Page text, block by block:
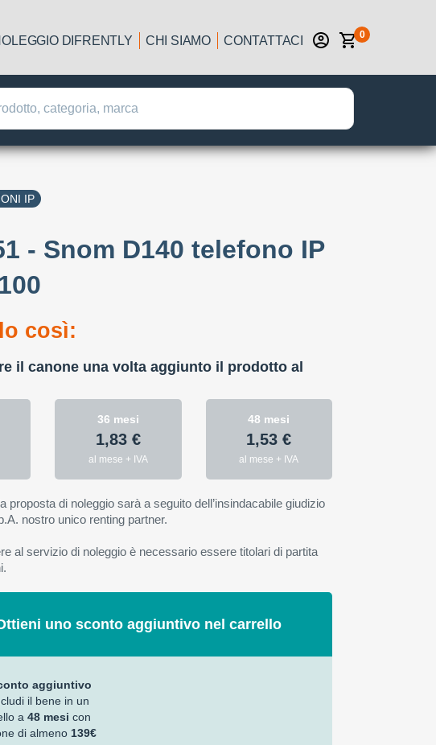
DIFRENTLY CHI SIAMO CONTATTACI 0
IP
- Snom D140 telefono IP
così:
il canone una volta aggiunto il prodotto al
36 mesi
1,83 €
al mese + IVA
48 mesi
1,53 €
al mese + IVA
proposta di noleggio sarà a seguito dell’insindacabile giudizio
nostro unico renting partner.
al servizio di noleggio è necessario essere titolari di partita
uno sconto aggiuntivo nel carrello
aggiuntivo
il bene in un
a 48 mesi con
di almeno 139€